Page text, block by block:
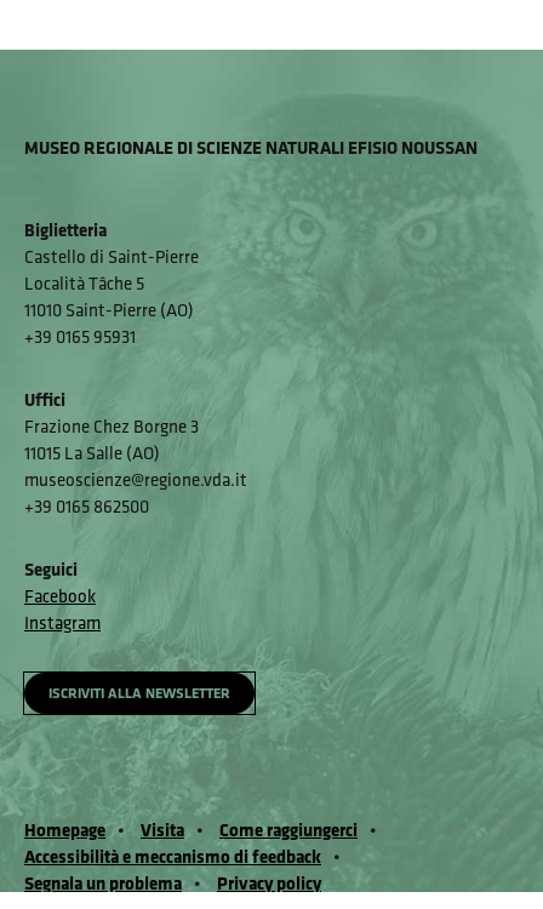
MUSEO REGIONALE DI SCIENZE NATURALI EFISIO NOUSSAN
Biglietteria
Castello di Saint-Pierre
Località Tâche 5
11010 Saint-Pierre (AO)
+39 0165 95931
Uffici
Frazione Chez Borgne 3
11015 La Salle (AO)
museoscienze@regione.vda.it
+39 0165 862500
Seguici
Facebook
Instagram
ISCRIVITI ALLA NEWSLETTER
Homepage Visita
Come raggiungerci
Accessibilità e meccanismo di feedback
Segnala un problema
Privacy policy